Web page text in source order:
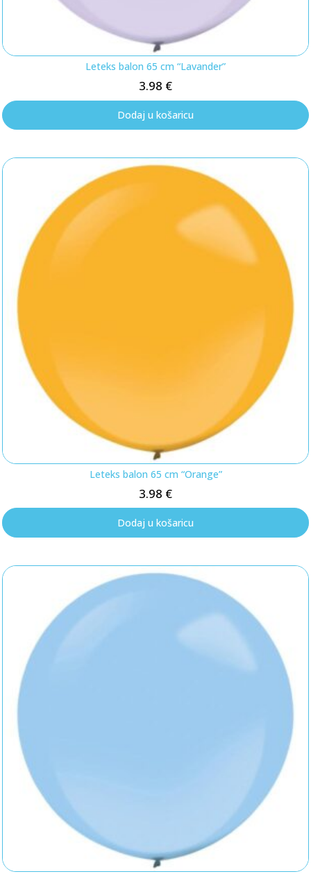
Leteks balon 65 cm “Lavander”
3.98 €
Dodaj u košaricu
Leteks balon 65 cm “Orange”
3.98 €
Dodaj u košaricu